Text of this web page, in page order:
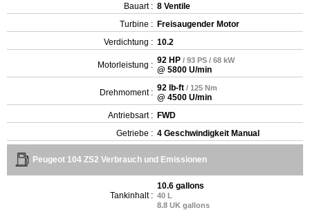
Bauart : 8 Ventile
Turbine : Freisaugender Motor
Verdichtung : 10.2
Motorleistung : 92 HP / 93 PS / 68 kW
@ 5800 U/min
Drehmoment : 92 lb-ft / 125 Nm
@ 4500 U/min
Antriebsart : FWD
Getriebe : 4 Geschwindigkeit Manual
Peugeot 104 ZS2 Verbrauch und Emissionen
Tankinhalt :
10.6 gallons
40 L
8.8 UK gallons